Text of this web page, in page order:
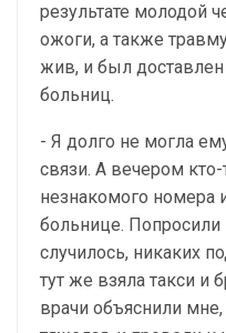
результате молодой
ожоги, а также
жив, и был
больниц.
- Я долго не могла
связи. А вечером
незнакомого номера
больнице. Попросили
случилось, никаких
тут же взяла такси и
врачи объяснили мне,